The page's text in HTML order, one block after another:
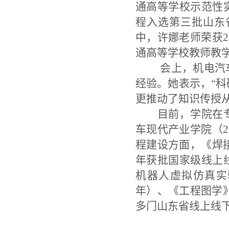
通高等学校示范性
程入选第三批山东
中，许娜老师荣获
通高等学校教师教
会上，机电
经验。她表示， “
更推动了知识传授
目前，学院在
车现代产业学院（
程建设方面，《焊
年获批国家级线上
机器人虚拟仿真
年）、《工程图学
多门山东省线上线